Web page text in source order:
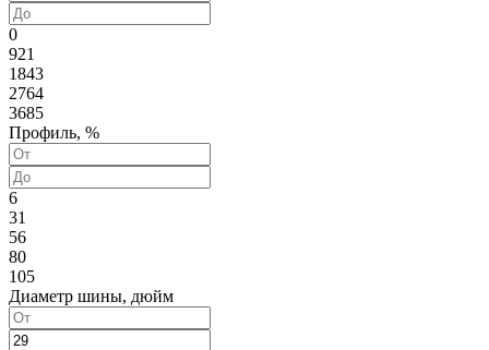
0
921
1843
2764
3685
Профиль, %
6
31
56
80
105
Диаметр шины, дюйм